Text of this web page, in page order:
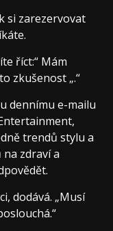
si zarezervovat
říct:“ Mám
zkušenost „.“
dennímu e-mailu
trendů stylu a
zdraví a
dodává. „Musí